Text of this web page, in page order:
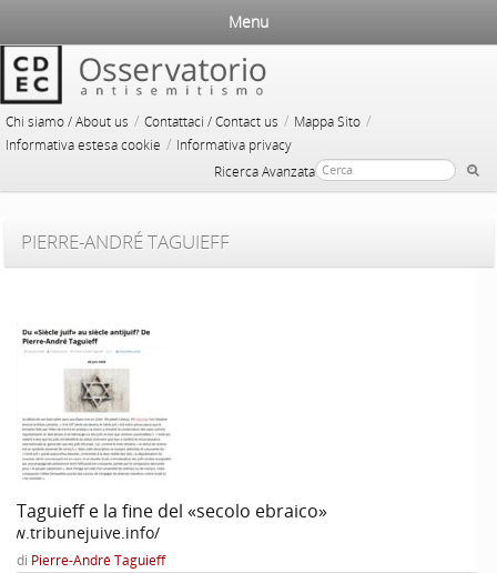
Chi siamo / About us / Contattaci / Contact us / Mappa Sito /
Informativa estesa cookie / Informativa privacy
Ricerca Avanzata
Menu
PIERRE-ANDRÉ TAGUIEFF
Taguieff e la fine del «secolo ebraico»
di Pierre-André Taguieff